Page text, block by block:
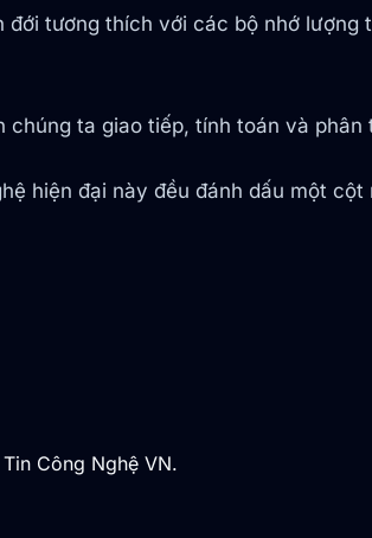
tương thích với các bộ nhớ
ta giao tiếp, tính toán và phân
hiện đại này đều đánh dấu một
Công Nghệ VN.